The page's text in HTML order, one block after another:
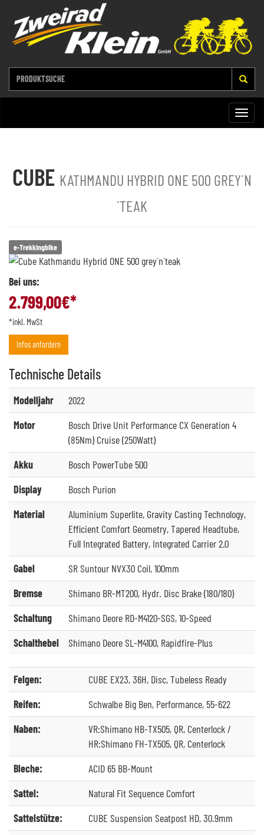
Toggle
CUBE KATHMANDU HYBRID ONE 500 GREY´N
´TEAK
e-Trekkingbike
Bei uns:
2.799,00€*
*inkl. MwSt
Infos anfordern
Technische Details
Modelljahr
2022
Motor
Bosch Drive Unit Performance CX Generation 4
(85Nm) Cruise (250Watt)
Akku
Bosch PowerTube 500
Display
Bosch Purion
Material
Aluminium Superlite, Gravity Casting Technology,
Efficient Comfort Geometry, Tapered Headtube,
Full Integrated Battery, Integrated Carrier 2.0
Gabel
SR Suntour NVX30 Coil, 100mm
Bremse
Shimano BR-MT200, Hydr. Disc Brake (180/180)
Schaltung
Shimano Deore RD-M4120-SGS, 10-Speed
Schalthebel
Shimano Deore SL-M4100, Rapidfire-Plus
Felgen:
CUBE EX23, 36H, Disc, Tubeless Ready
Reifen:
Schwalbe Big Ben, Performance, 55-622
Naben:
VR:Shimano HB-TX505, QR, Centerlock /
HR:Shimano FH-TX505, QR, Centerlock
Bleche:
ACID 65 BB-Mount
Sattel:
Natural Fit Sequence Comfort
Sattelstütze:
CUBE Suspension Seatpost HD, 30.9mm